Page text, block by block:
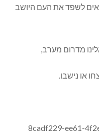
לשפד את העם היושב
מדרום מערב,